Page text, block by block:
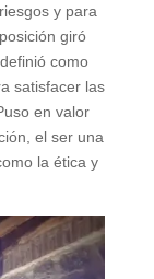
y para
giró
como
satisfacer las
en valor
el ser una
la ética y